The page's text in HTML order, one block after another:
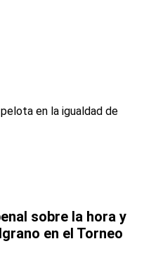
sobre la hora y
en el Torneo